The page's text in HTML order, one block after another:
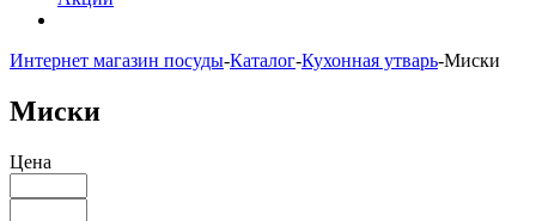
Интернет магазин посуды-Каталог-Кухонная утварь-Миски
Миски
Цена